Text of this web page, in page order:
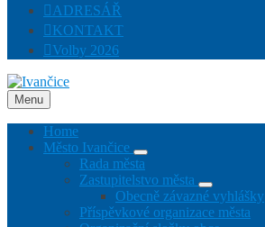
ADRESÁŘ
KONTAKT
Volby 2026
Menu
Home
Město Ivančice
Rada města
Zastupitelstvo města
Obecně závazné vyhlášky
Příspěvkové organizace města